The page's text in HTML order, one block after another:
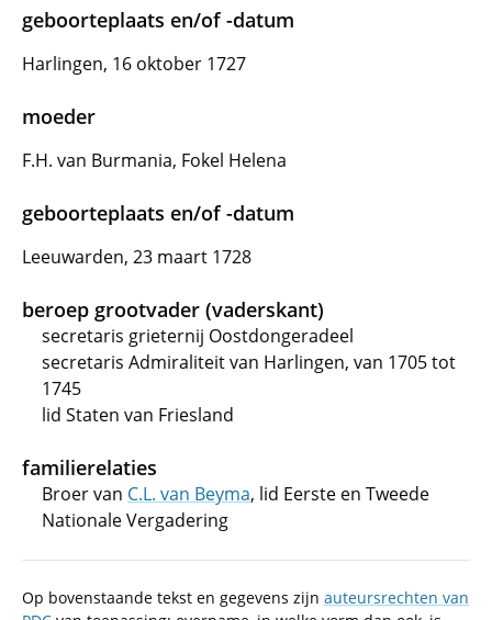
geboorteplaats en/of -datum
Harlingen, 16 oktober 1727
moeder
F.H. van Burmania, Fokel Helena
geboorteplaats en/of -datum
Leeuwarden, 23 maart 1728
beroep grootvader (vaderskant)
secretaris grieternij Oostdongeradeel
secretaris Admiraliteit van Harlingen, van 1705 tot
1745
lid Staten van Friesland
familierelaties
Broer van C.L. van Beyma, lid Eerste en Tweede
Nationale Vergadering
Op bovenstaande tekst en gegevens zijn auteursrechten van